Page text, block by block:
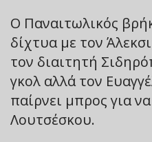
Ο Παναιτωλικός
δίχτυα με τον
τον διαιτητή
γκολ αλλά τον
παίρνει μπρος για
Λουτσέσκου.